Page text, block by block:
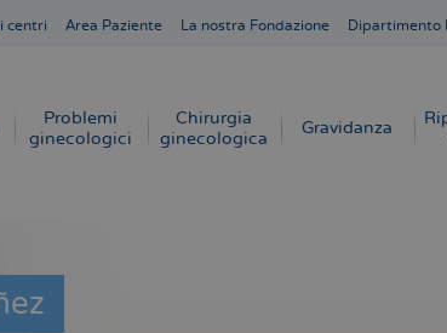
centri Area Paziente La nostra Fondazione Dipartimento
Problemi
ginecologici
Chirurgia
ginecologica
Gravidanza